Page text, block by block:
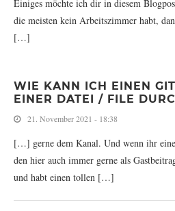
Einiges möchte ich dir in diesem
die meisten kein Arbeitszimmer habt,
[…]
WIE KANN ICH EINEN
EINER DATEI / FILE
21. November 2021 - 18:38
[…] gerne dem Kanal. Und wenn ihr
den hier auch immer gerne als
und habt einen tollen […]